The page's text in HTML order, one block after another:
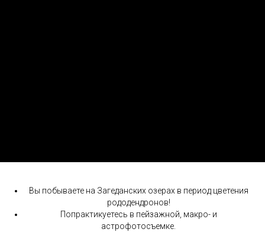
Вы побываете на Загеданских озерах в период цветения
рододендронов!
Попрактикуетесь в пейзажной, макро- и
астрофотосъемке.